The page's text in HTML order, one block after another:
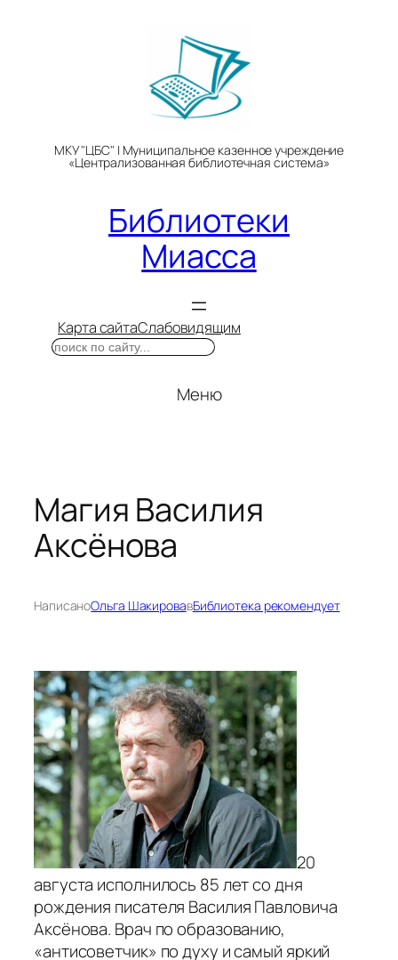
МКУ "ЦБС" | Муниципальное казенное учреждение
«Централизованная библиотечная система»
Библиотеки
Миасса
Карта сайтаСлабовидящим
Поиск
Меню
Магия Василия
Аксёнова
НаписаноОльга ШакировавБиблиотека рекомендует
20
августа исполнилось 85 лет со дня
рождения писателя Василия Павловича
Аксёнова. Врач по образованию,
«антисоветчик» по духу и самый яркий